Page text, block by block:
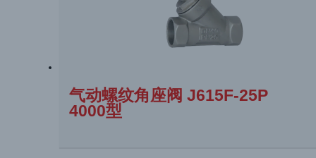
气动螺纹角座阀 J615F-25P
4000型